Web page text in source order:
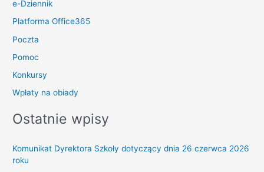
e-Dziennik
Platforma Office365
Poczta
Pomoc
Konkursy
Wpłaty na obiady
Ostatnie wpisy
Komunikat Dyrektora Szkoły dotyczący dnia 26 czerwca 2026
roku